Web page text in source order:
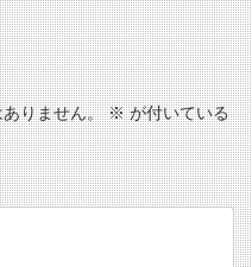
りません。 ※が付いている